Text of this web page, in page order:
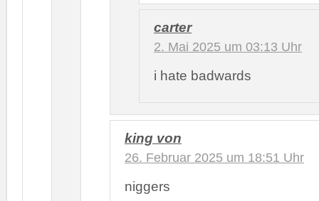
carter
2. Mai 2025 um 03:13 Uhr
i hate badwards
king von
26. Februar 2025 um 18:51 Uhr
niggers